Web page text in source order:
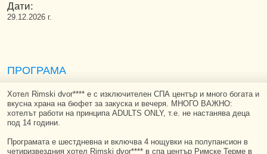
Дати:
29.12.2026 г.
ПРОГРАМА
Хотел Rimski dvor**** e с изключителен СПА център и много богата и
вкусна храна на бюфет за закуска и вечеря. МНОГО ВАЖНО:
хотелът работи на принципа ADULTS ONLY, т.е. не настанява деца
под 14 години.
Програмата е шестдневна и включва 4 нощувки на полупансион в
четиризвездния хотел Rimski dvor**** в спа център Римске Терме в